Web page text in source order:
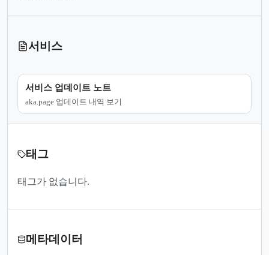
서비스
서비스 업데이트 노트
aka.page 업데이트 내역 보기
태그
태그가 없습니다.
메타데이터